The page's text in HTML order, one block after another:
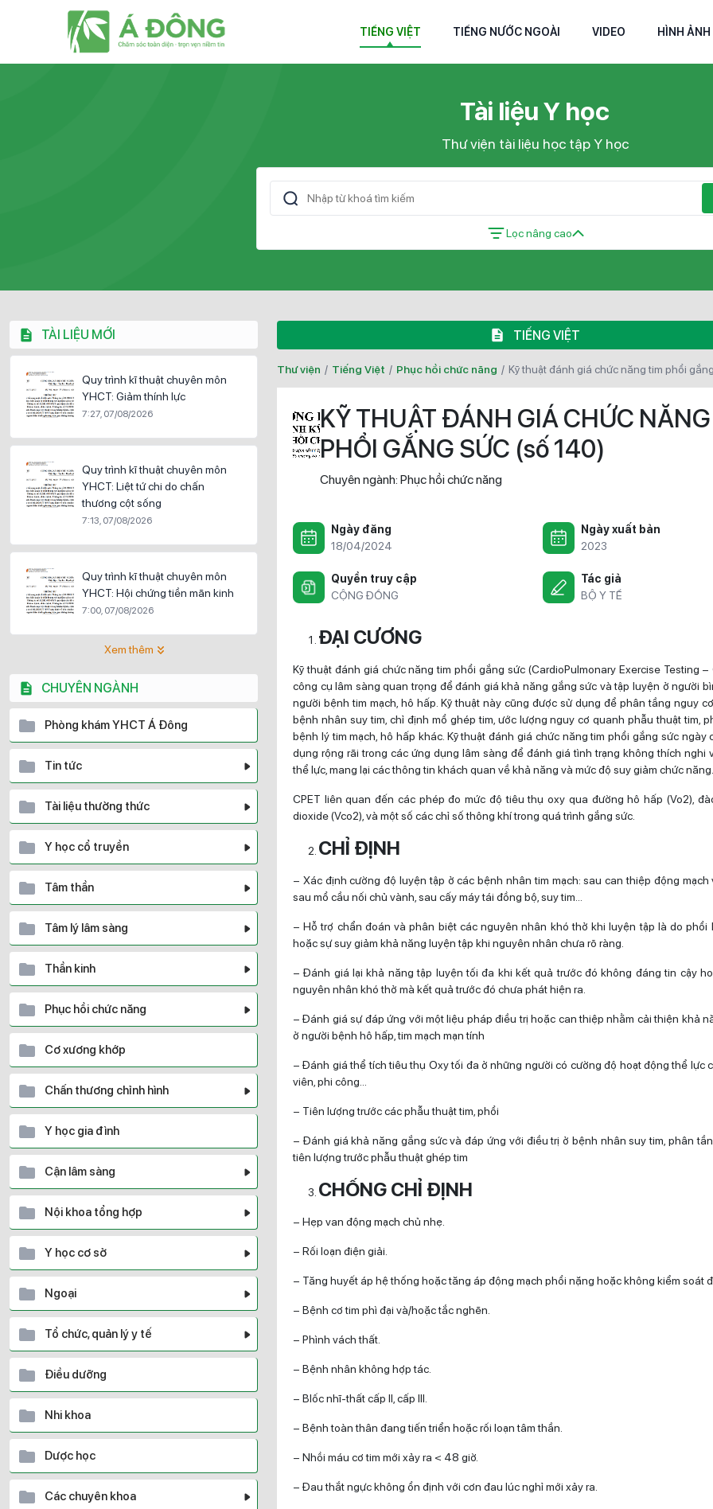
TIẾNG VIỆT TIẾNG NƯỚC NGOÀI VIDEO HÌNH ẢNH
Tài liệu Y học
Thư viện tài liệu học tập Y học
Lọc nâng cao
TÀI LIỆU MỚI
Quy trình kĩ thuật chuyên môn
YHCT: Giảm thính lực
7:27, 07/08/2026
Quy trình kĩ thuật chuyên môn
YHCT: Liệt tứ chi do chấn
thương cột sống
7:13, 07/08/2026
Quy trình kĩ thuật chuyên môn
YHCT: Hội chứng tiền mãn kinh
7:00, 07/08/2026
Xem thêm
CHUYÊN NGÀNH
Phòng khám YHCT Á Đông
Tin tức
Tài liệu thường thức
Y học cổ truyền
Tâm thần
Tâm lý lâm sàng
Thần kinh
Phục hồi chức năng
Cơ xương khớp
Chấn thương chỉnh hình
Y học gia đình
Cận lâm sàng
Nội khoa tổng hợp
Y học cơ sở
Ngoại
Tổ chức, quản lý y tế
Điều dưỡng
Nhi khoa
Dược học
Các chuyên khoa
TIẾNG VIỆT
Thư viện / Tiếng Việt / Phục hồi chức năng / kỹ thuật đánh giá chức năng tim phổi
KỸ THUẬT ĐÁNH GIÁ CHỨC
PHỔI GẮNG SỨC (số 140)
Chuyên ngành: Phục hồi chức năng
Ngày đăng
18/04/2024
Ngày xuất bản
2023
Quyền truy cập
CỘNG ĐỒNG
Tác giả
BỘ Y TẾ
ĐẠI CƯƠNG
Kỹ thuật đánh giá chức năng tim phổi gắng sức (CardioPulmonary Exercise Testing –
công cụ lâm sàng quan trọng để đánh giá khả năng gắng sức và tập luyện ở người
người bệnh tim mạch, hô hấp. Kỹ thuật này cũng được sử dụng để phân tầng nguy
bệnh nhân suy tim, chỉ định mổ ghép tim, ước lượng nguy cơ quanh phẫu thuật tim,
bệnh lý tim mạch, hô hấp khác. Kỹ thuật đánh giá chức năng tim phổi gắng sức ngày
dụng rộng rãi trong các ứng dụng lâm sàng để đánh giá tình trạng không thích nghi
thể lực, mang lại các thông tin khách quan về khả năng và mức độ suy giảm chức năng.
CPET liên quan đến các phép đo mức độ tiêu thụ oxy qua đường hô hấp (Vo2),
dioxide (Vco2), và một số các chỉ số thông khí trong quá trình gắng sức.
CHỈ ĐỊNH
– Xác định cường độ luyện tập ở các bệnh nhân tim mạch: sau can thiệp động mạch
sau mổ cầu nối chủ vành, sau cấy máy tái đồng bộ, suy tim…
– Hỗ trợ chẩn đoán và phân biệt các nguyên nhân khó thở khi luyện tập là do phổi
hoặc sự suy giảm khả năng luyện tập khi nguyên nhân chưa rõ ràng.
– Đánh giá lại khả năng tập luyện tối đa khi kết quả trước đó không đáng tin cậy
nguyên nhân khó thở mà kết quả trước đó chưa phát hiện ra.
– Đánh giá sự đáp ứng với một liệu pháp điều trị hoặc can thiệp nhằm cải thiện khả
ở người bệnh hô hấp, tim mạch mạn tính
– Đánh giá thể tích tiêu thụ Oxy tối đa ở những người có cường độ hoạt động thể lực
viên, phi công…
– Tiên lượng trước các phẫu thuật tim, phổi
– Đánh giá khả năng gắng sức và đáp ứng với điều trị ở bệnh nhân suy tim, phân
tiên lượng trước phẫu thuật ghép tim
CHỐNG CHỈ ĐỊNH
– Hẹp van động mạch chủ nhẹ.
– Rối loạn điện giải.
– Tăng huyết áp hệ thống hoặc tăng áp động mạch phổi nặng hoặc không kiểm soát
– Bệnh cơ tim phì đại và/hoặc tắc nghẽn.
– Phình vách thất.
– Bệnh nhân không hợp tác.
– Blốc nhĩ-thất cấp II, cấp III.
– Bệnh toàn thân đang tiến triển hoặc rối loạn tâm thần.
– Nhồi máu cơ tim mới xảy ra < 48 giờ.
– Đau thắt ngực không ổn định với cơn đau lúc nghỉ mới xảy ra.